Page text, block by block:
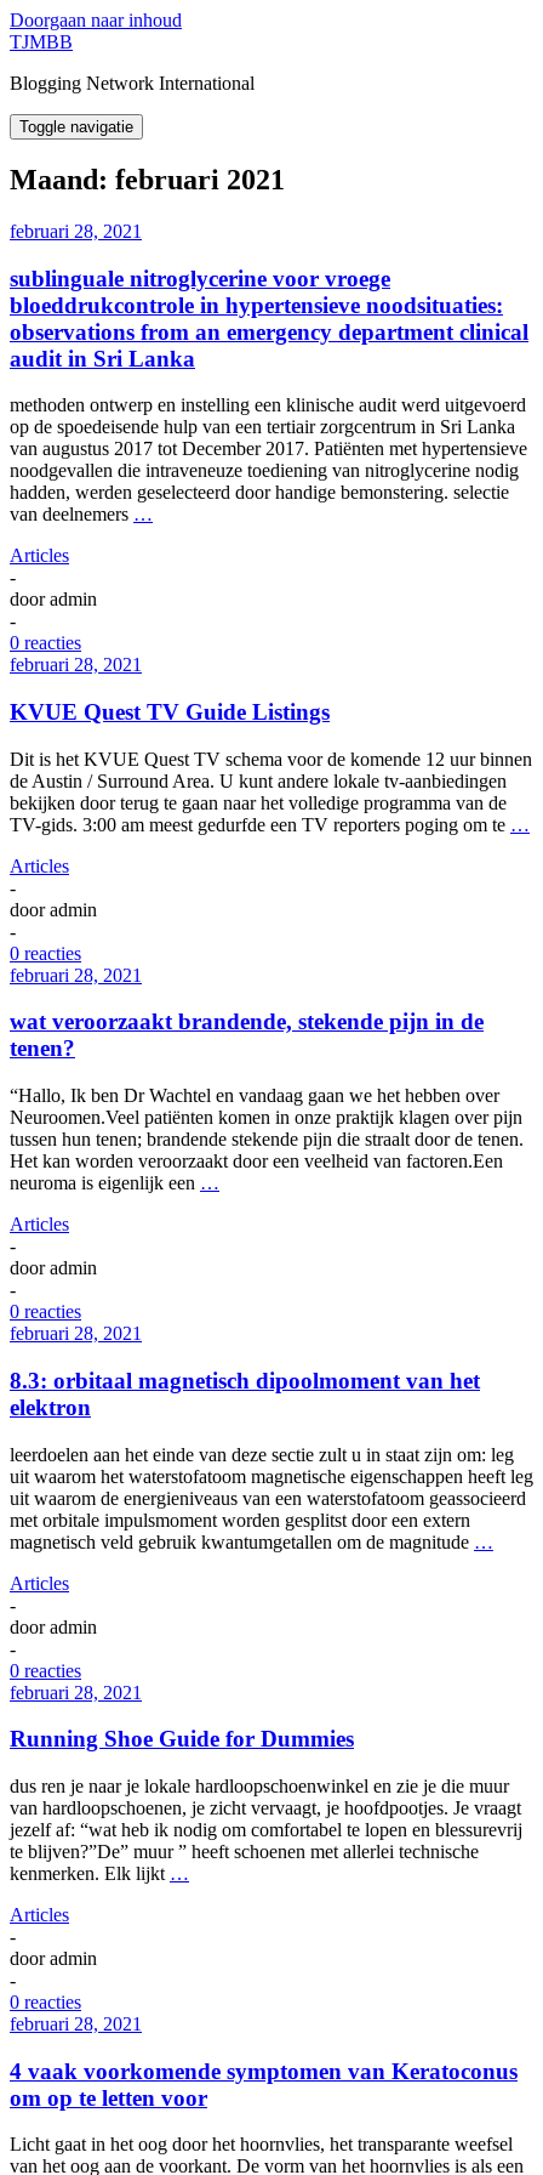
Doorgaan naar inhoud
TJMBB
Blogging Network International
Toggle navigatie
Maand: februari 2021
februari 28, 2021
sublinguale nitroglycerine voor vroege
bloeddrukcontrole in hypertensieve noodsituaties:
observations from an emergency department clinical
audit in Sri Lanka
methoden ontwerp en instelling een klinische audit werd uitgevoerd
op de spoedeisende hulp van een tertiair zorgcentrum in Sri Lanka
van augustus 2017 tot December 2017. Patiënten met hypertensieve
noodgevallen die intraveneuze toediening van nitroglycerine nodig
hadden, werden geselecteerd door handige bemonstering. selectie
van deelnemers …
Articles
-
dooradmin
-
0 reacties
februari 28, 2021
KVUE Quest TV Guide Listings
Dit is het KVUE Quest TV schema voor de komende 12 uur binnen
de Austin / Surround Area. U kunt andere lokale tv-aanbiedingen
bekijken door terug te gaan naar het volledige programma van de
TV-gids. 3:00 am meest gedurfde een TV reporters poging om te …
Articles
-
dooradmin
-
0 reacties
februari 28, 2021
wat veroorzaakt brandende, stekende pijn in de
tenen?
“Hallo, Ik ben Dr Wachtel en vandaag gaan we het hebben over
Neuroomen.Veel patiënten komen in onze praktijk klagen over pijn
tussen hun tenen; brandende stekende pijn die straalt door de tenen.
Het kan worden veroorzaakt door een veelheid van factoren.Een
neuroma is eigenlijk een …
Articles
-
dooradmin
-
0 reacties
februari 28, 2021
8.3: orbitaal magnetisch dipoolmoment van het
elektron
leerdoelen aan het einde van deze sectie zult u in staat zijn om: leg
uit waarom het waterstofatoom magnetische eigenschappen heeft leg
uit waarom de energieniveaus van een waterstofatoom geassocieerd
met orbitale impulsmoment worden gesplitst door een extern
magnetisch veld gebruik kwantumgetallen om de magnitude …
Articles
-
dooradmin
-
0 reacties
februari 28, 2021
Running Shoe Guide for Dummies
dus ren je naar je lokale hardloopschoenwinkel en zie je die muur
van hardloopschoenen, je zicht vervaagt, je hoofdpootjes. Je vraagt
jezelf af: “wat heb ik nodig om comfortabel te lopen en blessurevrij
te blijven?”De” muur ” heeft schoenen met allerlei technische
kenmerken. Elk lijkt …
Articles
-
dooradmin
-
0 reacties
februari 28, 2021
4 vaak voorkomende symptomen van Keratoconus
om op te letten voor
Licht gaat in het oog door het hoornvlies, het transparante weefsel
van het oog aan de voorkant. De vorm van het hoornvlies is als een